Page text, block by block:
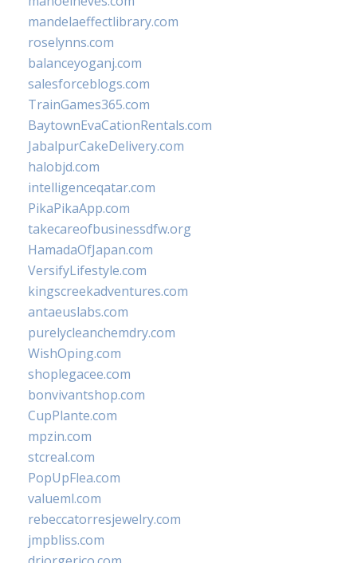
mandelaeffectlibrary.com
roselynns.com
balanceyoganj.com
salesforceblogs.com
TrainGames365.com
BaytownEvaCationRentals.com
JabalpurCakeDelivery.com
halobjd.com
intelligenceqatar.com
PikaPikaApp.com
takecareofbusinessdfw.org
HamadaOfJapan.com
VersifyLifestyle.com
kingscreekadventures.com
antaeuslabs.com
purelycleanchemdry.com
WishOping.com
shoplegacee.com
bonvivantshop.com
CupPlante.com
mpzin.com
stcreal.com
PopUpFlea.com
valueml.com
rebeccatorresjewelry.com
jmpbliss.com